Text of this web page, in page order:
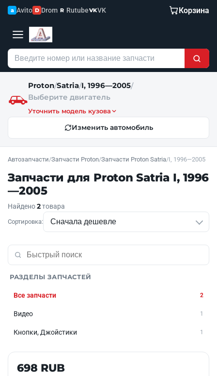
a Avito D Drom R RutubeVKVK Корзина
Proton/Satria/I, 1996—2005/
Выберите двигатель
Уточнить модель кузова
Изменить автомобиль
Автозапчасти/Запчасти Proton/Запчасти Proton Satria/I, 1996—2005
Запчасти для Proton Satria I, 1996
—2005
Найдено2товара
Сортировка:
РАЗДЕЛЫ ЗАПЧАСТЕЙ
Все запчасти 2
Видео 1
Кнопки, Джойстики 1
Б/У В НАЛИЧИИ
698 RUB